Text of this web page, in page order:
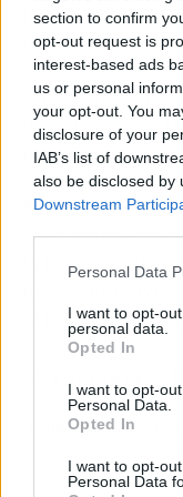
section to confirm
opt-out request is
interest-based ads
us or personal
your opt-out. You
disclosure of your
IAB’s list of
also be disclosed by
Downstream
Personal Data
I want to opt-
personal data.
Opted In
I want to opt-
Personal Data.
Opted In
I want to opt-
Personal Data
plazos extra
principios.
Ahora, el
de países de la
más férreo, y
señalada si no
Ejecutivo
sean
la Ley de
el reloj ya ha
📌 En claves:
Qué ha pasado:
legislación nacional.